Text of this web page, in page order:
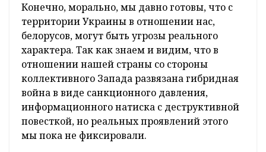
Конечно, морально, мы давно готовы, что с
территории Украины в отношении нас,
белорусов, могут быть угрозы реального
характера. Так как знаем и видим, что в
отношении нашей страны со стороны
коллективного Запада развязана гибридная
война в виде санкционного давления,
информационного натиска с деструктивной
повесткой, но реальных проявлений этого
мы пока не фиксировали.